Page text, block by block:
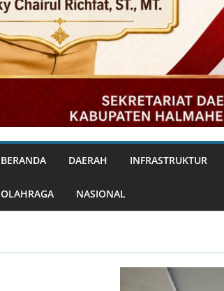
BERANDA DAERAH INFRASTRUKTUR
OLAHRAGA NASIONAL